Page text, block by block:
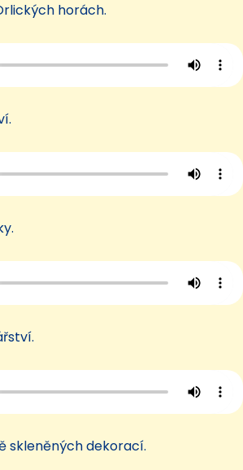
horách.
skleněných dekorací.